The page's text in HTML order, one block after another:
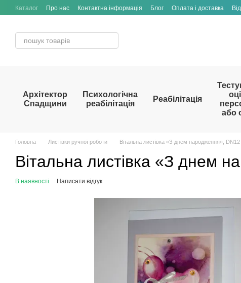
Перейти до основного контенту
Каталог Про нас Контактна інформація Блог Оплата і доставка
Архітектор
Спадщини
Психологічна
реабілітація
Реабілітація
або
Головна Листівки ручної роботи Вітальна листівка «З днем народження», DN12
Вітальна листівка «З днем
В наявності Написати відгук